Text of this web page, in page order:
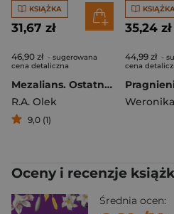
KSIĄŻKA
31,67 zł
46,90 zł - sugerowana
cena detaliczna
Mezalians. Ostatnia księżna. Tom 1
R.A. Olek
9,0 (1)
KSIĄŻKA
35,24 zł
44,99 zł -
cena
Oceny i recenzje
Średnia ocen: